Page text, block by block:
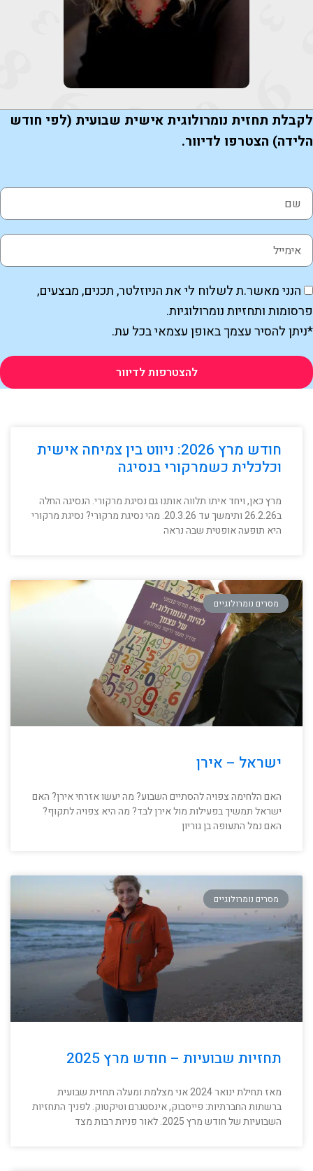
תחזית נומרולוגית אישית שבועית (לפי חודש
הצטרפו לדיוור.
הנני מאשר.ת לשלוח לי את הניוזלטר, תכנים, מבצעים,
ותחזיות נומרולוגיות.
להסיר עצמך באופן עצמאי בכל עת.
להצטרפות לדיוור
חודש מרץ 2026: ניווט בין צמיחה אישית
וכלכלית כשמרקורי בנסיגה
מרץ כאן, ויחד איתו תלווה אותנו גם נסיגת מרקורי. הנסיגה החלה
ב26.2.26 ותימשך עד 20.3.26. מהי נסיגת מרקורי? נסיגת מרקורי
היא תופעה אופטית שבה נראה
מסרים נומרולוגיים
ישראל – אירן
האם הלחימה צפויה להסתיים השבוע? מה יעשו אזרחי אירן? האם
ישראל תמשיך בפעילות מול אירן לבד? מה היא צפויה לתקוף?
האם נמל התעופה בן גוריון
מסרים נומרולוגיים
תחזיות שבועיות – חודש מרץ 2025
מאז תחילת ינואר 2024 אני מצלמת ומעלה תחזית שבועית
ברשתות החברתיות: פייסבוק, אינסטגרם וטיקטוק. לפניך התחזיות
השבועיות של חודש מרץ 2025. לאור פניות רבות מצד